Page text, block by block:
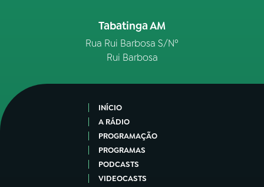
Tabatinga AM
Rua Rui Barbosa S/Nº
Rui Barbosa
INÍCIO
A RÁDIO
PROGRAMAÇÃO
PROGRAMAS
PODCASTS
VIDEOCASTS